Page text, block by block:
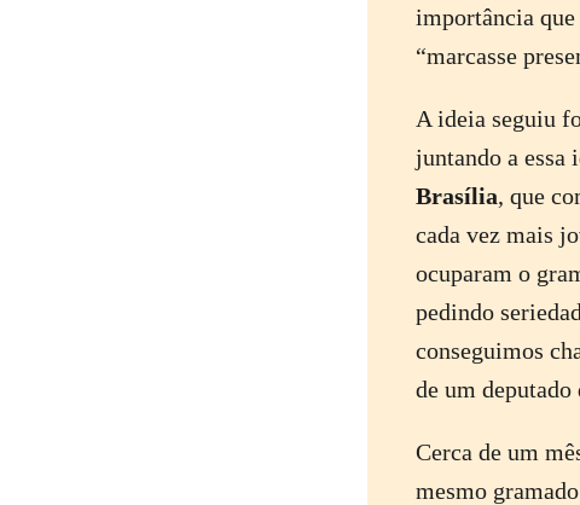
importância
“marcasse
A ideia seguiu
juntando a essa
Brasília, que
cada vez mais
ocuparam o
pedindo
conseguimos
de um
Cerca de um
mesmo